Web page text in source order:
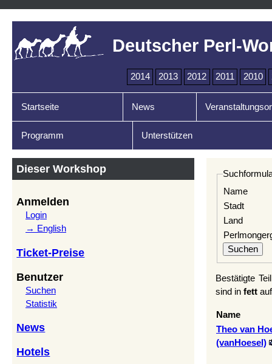
Deutscher Perl-
2014 2013 2012 2011 2010
Startseite News
Programm Unterstützen
Dieser Workshop
Anmelden
Login
→ English
Ticket-Preise
Benutzer
Suchen
Statistik
News
Hotels
Name
Stadt
Land
Bestätigte
sind in fett
Name
Theo van
(‎vanHoesel‎)